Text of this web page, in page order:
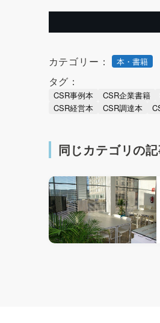
カテゴリー： 本・書籍
タグ：
CSR事例本 CSR企業書籍
CSR経営本
CSR調達本
同じカテゴリの